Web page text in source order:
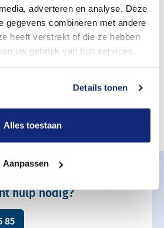
adverteren en analyse. Deze
gegevens combineren met andere
heeft verstrekt of die ze hebben
uw gebruik van hun services.
Details tonen
Alles toestaan
Aanpassen
van de uitvaart
zonder aanwezigen
Meer informatieover
hulp nodig?
85